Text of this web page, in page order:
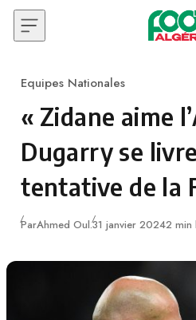
Skip to content
Category
Equipes Nationales
« Zidane aime
Dugarry se
tentative de la
ParAhmed Oul.Publié
31 janvier 20242 min